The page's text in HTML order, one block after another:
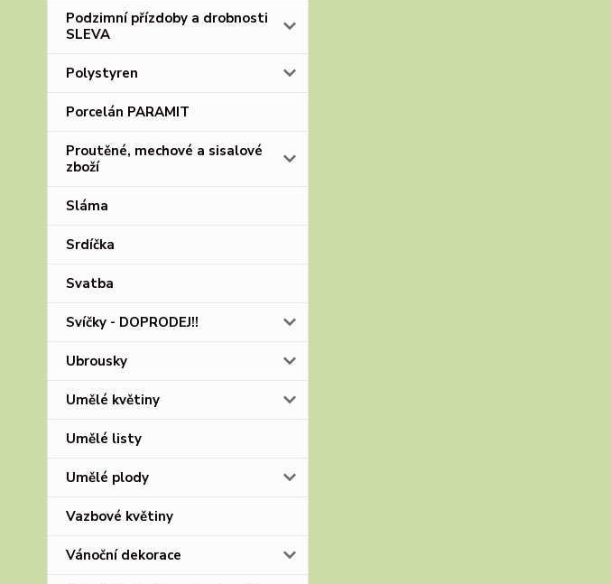
Podzimní přízdoby a drobnosti
SLEVA
Polystyren
Porcelán PARAMIT
Proutěné, mechové a sisalové
zboží
Sláma
Srdíčka
Svatba
Svíčky - DOPRODEJ!!
Ubrousky
Umělé květiny
Umělé listy
Umělé plody
Vazbové květiny
Vánoční dekorace